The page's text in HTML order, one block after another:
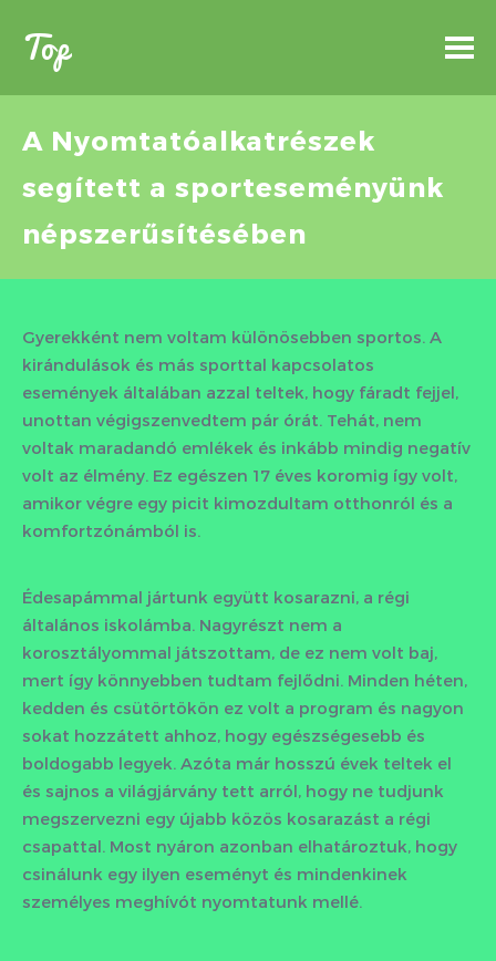
Top
A Nyomtatóalkatrészek
segített a sporteseményünk
népszerűsítésében
Gyerekként nem voltam különösebben sportos. A
kirándulások és más sporttal kapcsolatos
események általában azzal teltek, hogy fáradt fejjel,
unottan végigszenvedtem pár órát. Tehát, nem
voltak maradandó emlékek és inkább mindig negatív
volt az élmény. Ez egészen 17 éves koromig így volt,
amikor végre egy picit kimozdultam otthonról és a
komfortzónámból is.
Édesapámmal jártunk együtt kosarazni, a régi
általános iskolámba. Nagyrészt nem a
korosztályommal játszottam, de ez nem volt baj,
mert így könnyebben tudtam fejlődni. Minden héten,
kedden és csütörtökön ez volt a program és nagyon
sokat hozzátett ahhoz, hogy egészségesebb és
boldogabb legyek. Azóta már hosszú évek teltek el
és sajnos a világjárvány tett arról, hogy ne tudjunk
megszervezni egy újabb közös kosarazást a régi
csapattal. Most nyáron azonban elhatároztuk, hogy
csinálunk egy ilyen eseményt és mindenkinek
személyes meghívót nyomtatunk mellé.